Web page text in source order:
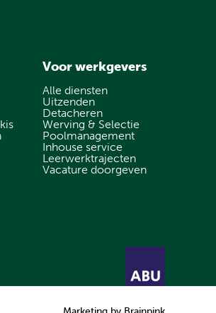
Voor werkgevers
Alle diensten
Uitzenden
Detacheren
Werving & Selectie
Poolmanagement
Inhouse service
Leerwerktrajecten
Vacature doorgeven